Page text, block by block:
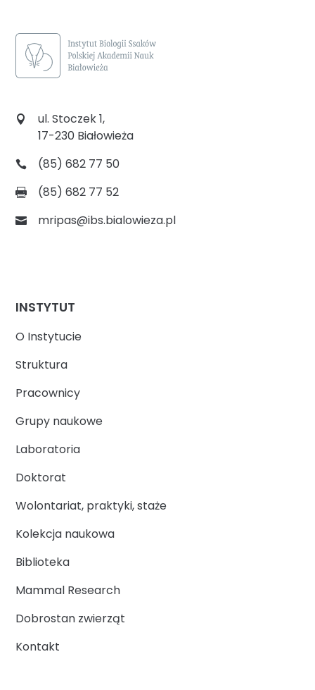
ul. Stoczek 1,
17-230 Białowieża
(85) 682 77 50
(85) 682 77 52
mripas@ibs.bialowieza.pl
INSTYTUT
O Instytucie
Struktura
Pracownicy
Grupy naukowe
Laboratoria
Doktorat
Wolontariat, praktyki, staże
Kolekcja naukowa
Biblioteka
Mammal Research
Dobrostan zwierząt
Kontakt